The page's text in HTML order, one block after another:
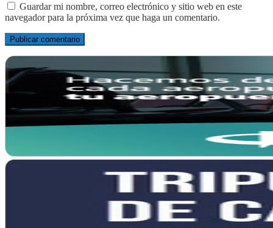
Guardar mi nombre, correo electrónico y sitio web en este
navegador para la próxima vez que haga un comentario.